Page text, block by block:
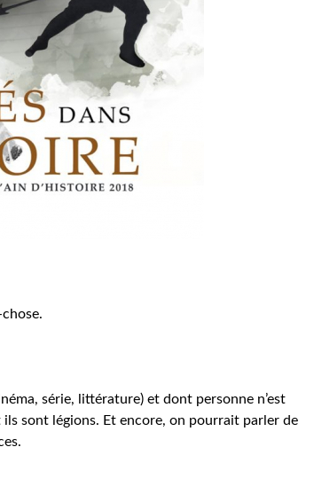
série, littérature) et dont personne n’est
sont légions. Et encore, on pourrait parler de